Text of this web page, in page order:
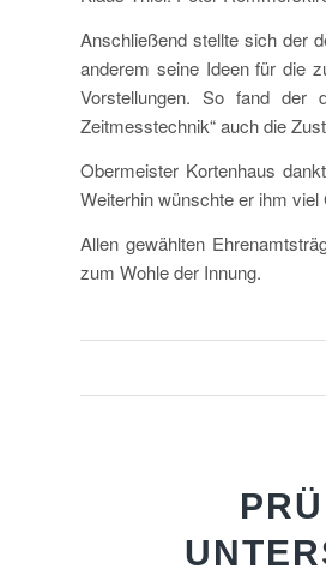
Anschließend stellte sich der
anderem seine Ideen für die
Vorstellungen. So fand der
Zeitmesstechnik“ auch die
Obermeister Kortenhaus
Weiterhin wünschte er ihm
Allen gewählten
zum Wohle der Innung.